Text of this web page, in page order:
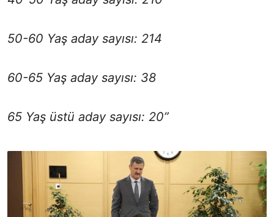
50-60 Yaş aday sayısı: 214
60-65 Yaş aday sayısı: 38
65 Yaş üstü aday sayısı: 20”